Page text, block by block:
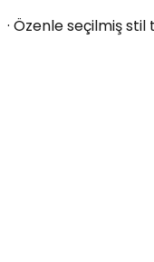
· Özenle seçilmiş stil